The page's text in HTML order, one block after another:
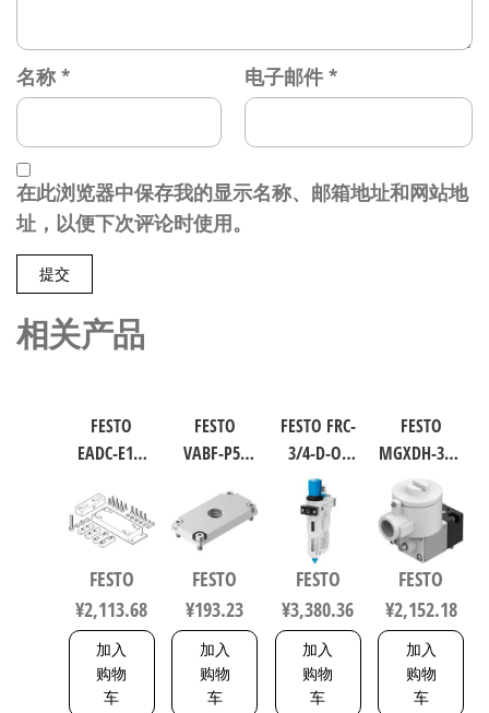
名称 * 电子邮件 *
在此浏览器中保存我的显示名称、邮箱地址和网站地
址，以便下次评论时使用。
相关产品
FESTO
EADC-E16-
业自动化
零部件 规
8047581
FESTO
¥2,113.68
加入
购物
车
FESTO
VABF-P5-
软启动阀
8021860
FESTO
¥193.23
加入
购物
车
FESTO FRC-
3/4-D-O-
MAXI 过滤
减压阀润
滑器组合
符合ISO
8573-1:2010
162744
FESTO
¥3,380.36
加入
购物
车
FESTO
MGXDH-3/2-
1.2-24DC-EX
工业自动
化零部件
规格1.2
535615
FESTO
¥2,152.18
加入
购物
车